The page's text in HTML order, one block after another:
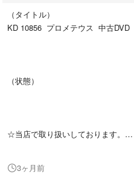
（タイトル）
KD 10856 プロメテウス 中古DVD
（状態）
☆当店で取り扱いしております。
中古DVD、中古ﾌﾞﾙｰﾚｲは 「ケー
3ヶ月前